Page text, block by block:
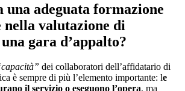
una adeguata formazione
nella valutazione di
gara d’appalto?
dei collaboratori dell’affidatario di
è sempre di più l’elemento importante: le
il servizio o eseguono l’opera, ma